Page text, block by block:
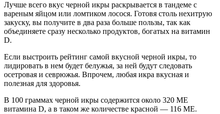
Лучше всего вкус черной икры раскрывается в тандеме с
вареным яйцом или ломтиком лосося. Готовя столь нехитрую
закуску, вы получите в два раза больше пользы, так как
объединяете сразу несколько продуктов, богатых на витамин
D.
Если выстроить рейтинг самой вкусной черной икры, то
лидировать в нем будет белужья, за ней будут следовать
осетровая и севрюжья. Впрочем, любая икра вкусная и
полезная для здоровья.
В 100 граммах черной икры содержится около 320 МЕ
витамина D, а в таком же количестве красной — 116 МЕ.